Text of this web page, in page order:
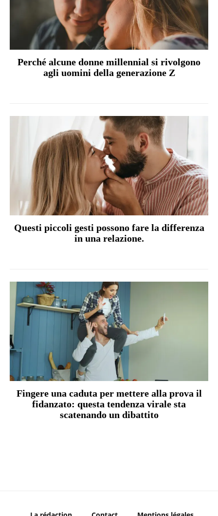
Perché alcune donne millennial si rivolgono
agli uomini della generazione Z
Questi piccoli gesti possono fare la differenza
in una relazione.
Fingere una caduta per mettere alla prova il
fidanzato: questa tendenza virale sta
scatenando un dibattito